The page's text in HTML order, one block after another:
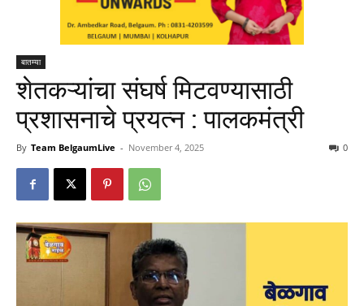
बातम्या
शेतकऱ्यांचा संघर्ष मिटवण्यासाठी
प्रशासनाचे प्रयत्न : पालकमंत्री
By Team BelgaumLive - November 4, 2025 0